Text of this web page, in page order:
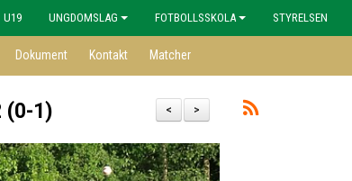
U19 UNGDOMSLAG FOTBOLLSSKOLA STYRELSEN
Dokument Kontakt Matcher
>
<
(0-1)